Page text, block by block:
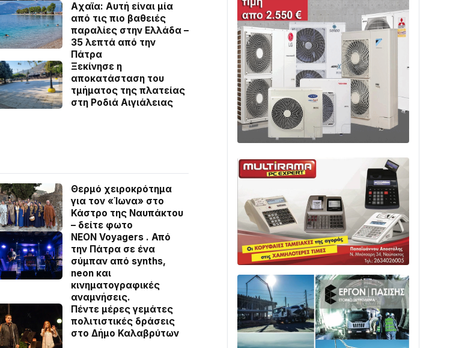
Aχαϊα: Αυτή είναι μία
από τις πιο βαθειές
παραλίες στην Ελλάδα –
35 λεπτά από την
Πάτρα
Ξεκίνησε η
αποκατάσταση του
τμήματος της πλατείας
στη Ροδιά Αιγιάλειας
Θερμό χειροκρότημα
για τον «Ίωνα» στο
Κάστρο της Ναυπάκτου
– δείτε φωτο
NEON Voyagers . Από
την Πάτρα σε ένα
σύμπαν από synths,
neon και
κινηματογραφικές
αναμνήσεις.
Πέντε μέρες γεμάτες
πολιτιστικές δράσεις
στο Δήμο Καλαβρύτων